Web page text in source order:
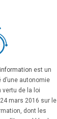
est un
autonomie
vertu de la loi
mars 2016 sur le
dont les